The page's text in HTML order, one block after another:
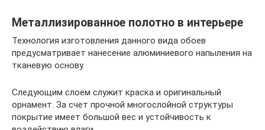
Металлизированное полотно в интерьере
Технология изготовления данного вида обоев
предусматривает нанесение алюминиевого напыления на
тканевую основу.
Следующим слоем служит краска и оригинальный
орнамент. За счет прочной многослойной структуры
покрытие имеет большой вес и устойчивость к